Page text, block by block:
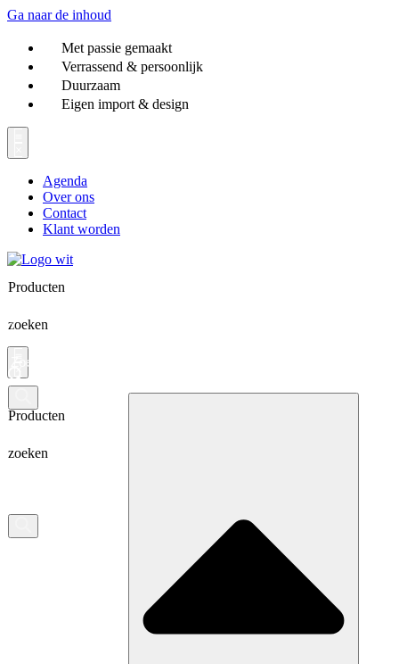
Ga naar de inhoud
Met passie gemaakt
Verrassend & persoonlijk
Duurzaam
Eigen import & design
Agenda
Over ons
Contact
Klant worden
Producten
zoeken
Producten
zoeken